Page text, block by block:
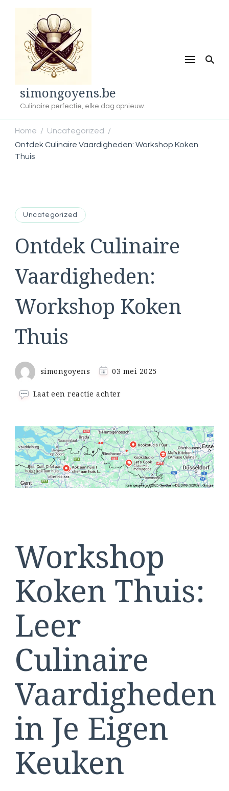
simongoyens.be
Culinaire perfectie, elke dag opnieuw.
Home / Uncategorized
/
Ontdek Culinaire Vaardigheden: Workshop Koken
Thuis
Uncategorized
Ontdek Culinaire
Vaardigheden:
Workshop Koken
Thuis
simongoyens 03 mei 2025
Laat een reactie achter
Vaardigheden:
Workshop
Koken
Thuis
Workshop
Koken Thuis:
Leer
Culinaire
Vaardigheden
in Je Eigen
Keuken